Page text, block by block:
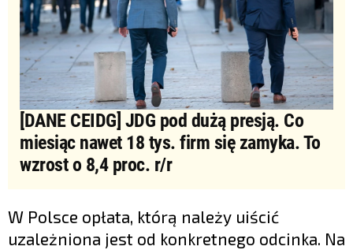
[DANE CEIDG] JDG pod dużą presją. Co
miesiąc nawet 18 tys. firm się zamyka. To
wzrost o 8,4 proc. r/r
W Polsce opłata, którą należy uiścić
uzależniona jest od konkretnego odcinka. Na